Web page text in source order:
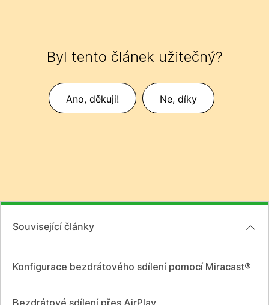
Byl tento článek užitečný?
Ano, děkuji! Ne, díky
Související články
Konfigurace bezdrátového sdílení pomocí Miracast®
Bezdrátové sdílení přes AirPlay